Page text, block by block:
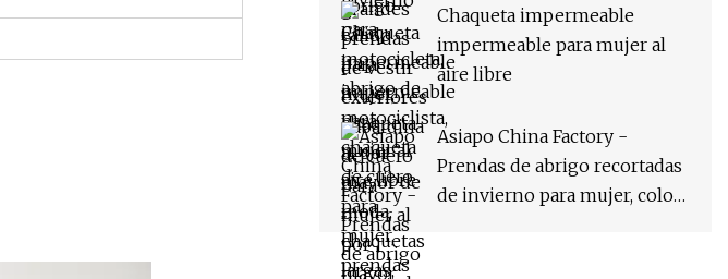
prendas de vestir exteriores
de PU, ropa de Motocrycle,
ropa de mujer, chaqueta
informal de cuero sintético
para mujer
Chaqueta impermeable
impermeable para mujer al
aire libre
Asiapo China Factory -
Prendas de abrigo recortadas
de invierno para mujer, color